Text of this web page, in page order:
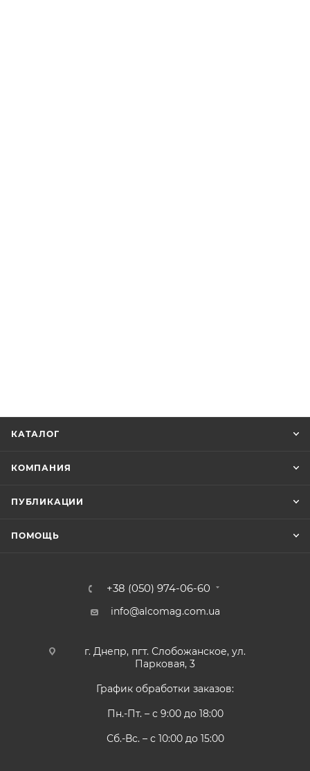
КАТАЛОГ
КОМПАНИЯ
ПУБЛИКАЦИИ
ПОМОЩЬ
+38 (050) 974-06-60
info@alcomag.com.ua
г. Днепр, пгт. Слобожанское, ул.
Парковая, 3
График обработки заказов:
Пн.-Пт. – с 9:00 до 18:00
Сб.-Вс. – с 10:00 до 15:00